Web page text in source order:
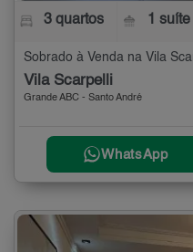
3 quartos 1 suíte
Sobrado à Venda na Vila
Vila Scarpelli
Grande ABC - Santo André
WhatsApp